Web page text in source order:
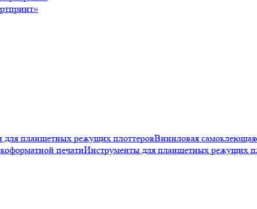
планшетных режущих плоттеровВиниловая
печатиИнструменты для планшетных режущих